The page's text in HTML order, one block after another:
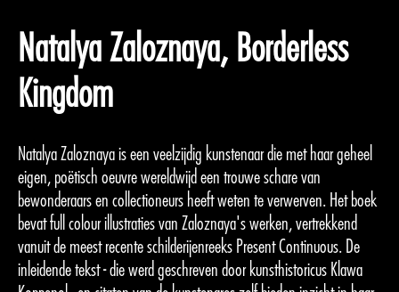
Natalya Zaloznaya, Borderless
Kingdom
Natalya Zaloznaya is een veelzijdig kunstenaar die met haar geheel
eigen, poëtisch oeuvre wereldwijd een trouwe schare van
bewonderaars en collectioneurs heeft weten te verwerven. Het boek
bevat full colour illustraties van Zaloznaya's werken, vertrekkend
vanuit de meest recente schilderijenreeks Present Continuous. De
inleidende tekst - die werd geschreven door kunsthistoricus Klawa